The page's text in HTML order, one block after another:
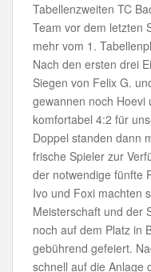
Tabellenzweiten TC
Team vor dem letzten
mehr vom 1.
Nach den ersten drei
Siegen von Felix G.
gewannen noch Hoevi
komfortabel 4:2 für
Doppel standen dann
frische Spieler zur
der notwendige fünfte
Ivo und Foxi machten
Meisterschaft und der
noch auf dem Platz in
gebührend gefeiert.
schnell auf die Anlage